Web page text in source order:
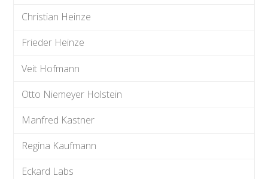
Christian Heinze
Frieder Heinze
Veit Hofmann
Otto Niemeyer Holstein
Manfred Kastner
Regina Kaufmann
Eckard Labs